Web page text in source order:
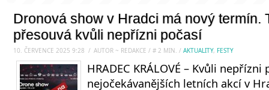
Dronová show v Hradci má nový termín.
přesouvá kvůli nepřízni počasí
10. ČERVENCE 2025 9:28 / AUTOR ~ REDAKCE / # 2 MIN. / AKTUALITY, FESTY
HRADEC KRÁLOVÉ – Kvůli
nejočekávanějších letních akcí v